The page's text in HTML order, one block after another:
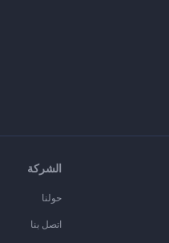
الشركة
حولنا
اتصل بنا